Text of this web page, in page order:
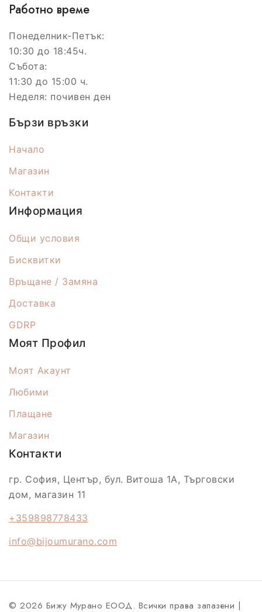
Работно време
Понеделник-Петък:
10:30 до 18:45ч.
Събота:
11:30 до 15:00 ч.
Неделя: почивен ден
Бързи връзки
Начало
Магазин
Контакти
Информация
Общи условия
Бисквитки
Връщане / Замяна
Доставка
GDRP
Моят Профил
Моят Акаунт
Любими
Плащане
Магазин
Контакти
гр. София, Център, бул. Витоша 1А, Търговски
дом, магазин 11
+359898778433
info@bijoumurano.com
© 2026 Бижу Мурано ЕООД. Всички права запазени |